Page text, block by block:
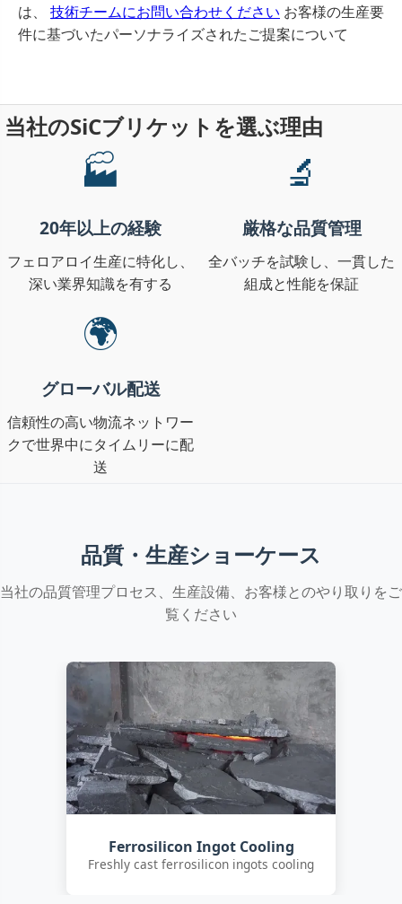
は、 技術チームにお問い合わせください お客様の生産要
件に基づいたパーソナライズされたご提案について
当社のSiCブリケットを選ぶ理由
🏭
20年以上の経験
フェロアロイ生産に特化し、
深い業界知識を有する
🔬
厳格な品質管理
全バッチを試験し、一貫した
組成と性能を保証
🌍
グローバル配送
信頼性の高い物流ネットワー
クで世界中にタイムリーに配
送
品質・生産ショーケース
当社の品質管理プロセス、生産設備、お客様とのやり取りをご
覧ください
Customer Quality Check
International clients inspecting FeSi
inoculant